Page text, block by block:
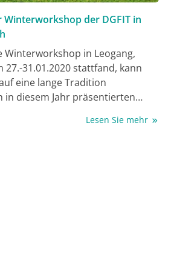
Winterworkshop der DGFIT in
Winterworkshop in Leogang,
27.-31.01.2020 stattfand, kann
eine lange Tradition
in diesem Jahr präsentierten
diagnostische Innovationen. Das
Lesen Sie mehr